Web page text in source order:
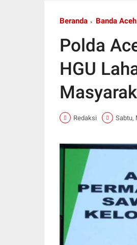
Beranda Banda Aceh
Polda
HGU
Redaksi Sabtu,